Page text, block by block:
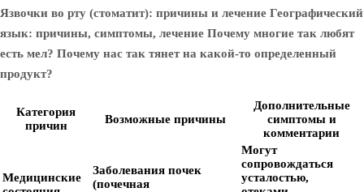
Язвочки во рту (стоматит): причины и лечение Географический
язык: причины, симптомы, лечение Почему многие так любят
есть мел? Почему наc так тянет на какой-то определенный
продукт?
Категория
причин
Возможные причины
Дополнительные
симптомы и
комментарии
Медицинские
Заболевания почек
(почечная
Могут
сопровождаться
усталостью,